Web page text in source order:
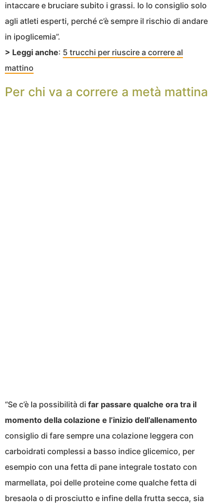
intaccare e bruciare subito i grassi. Io lo consiglio solo
agli atleti esperti, perché c’è sempre il rischio di andare
in ipoglicemia”.
> Leggi anche: 5 trucchi per riuscire a correre al
mattino
Per chi va a correre a metà mattina
“Se c’è la possibilità di far passare qualche ora tra il
momento della colazione e l’inizio dell’allenamento
consiglio di fare sempre una colazione leggera con
carboidrati complessi a basso indice glicemico, per
esempio con una fetta di pane integrale tostato con
marmellata, poi delle proteine come qualche fetta di
bresaola o di prosciutto e infine della frutta secca, sia